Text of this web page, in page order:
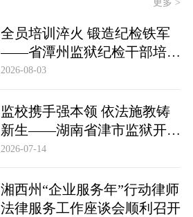
全员培训淬火 锻造纪检铁军
——省潭州监狱纪检干部培训
实现全覆盖
2026-08-03
监校携手强本领 依法施教铸
新生——湖南省津市监狱开展
基层警察教育改造专项技能培
2026-07-14
湘西州“企业服务年”行动律师
法律服务工作座谈会顺利召开